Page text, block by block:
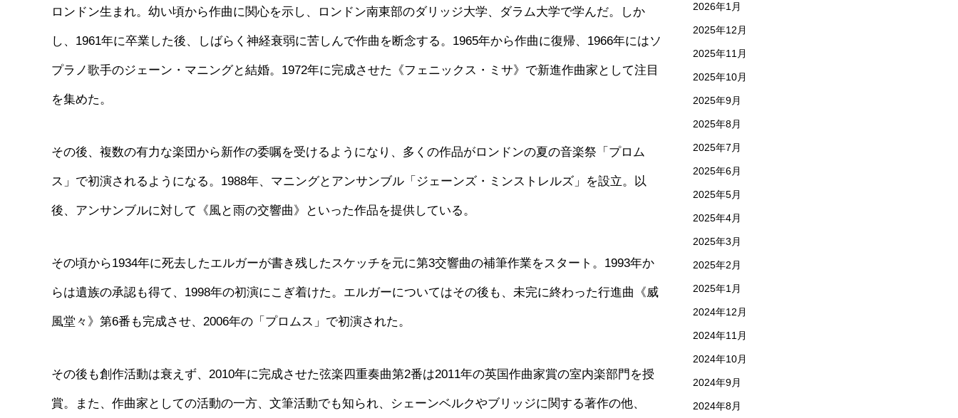
ロンドン生まれ。幼い頃から作曲に関心を示し、ロンドン南東部のダリッジ大学、ダラム大学で学んだ。しか
し、1961年に卒業した後、しばらく神経衰弱に苦しんで作曲を断念する。1965年から作曲に復帰、1966年にはソ
プラノ歌手のジェーン・マニングと結婚。1972年に完成させた《フェニックス・ミサ》で新進作曲家として注目
を集めた。
その後、複数の有力な楽団から新作の委嘱を受けるようになり、多くの作品がロンドンの夏の音楽祭「プロム
ス」で初演されるようになる。1988年、マニングとアンサンブル「ジェーンズ・ミンストレルズ」を設立。以
後、アンサンブルに対して《風と雨の交響曲》といった作品を提供している。
その頃から1934年に死去したエルガーが書き残したスケッチを元に第3交響曲の補筆作業をスタート。1993年か
らは遺族の承認も得て、1998年の初演にこぎ着けた。エルガーについてはその後も、未完に終わった行進曲《威
風堂々》第6番も完成させ、2006年の「プロムス」で初演された。
その後も創作活動は衰えず、2010年に完成させた弦楽四重奏曲第2番は2011年の英国作曲家賞の室内楽部門を授
賞。また、作曲家としての活動の一方、文筆活動でも知られ、シェーンベルクやブリッジに関する著作の他、
2026年1月
2025年12月
2025年11月
2025年10月
2025年9月
2025年8月
2025年7月
2025年6月
2025年5月
2025年4月
2025年3月
2025年2月
2025年1月
2024年12月
2024年11月
2024年10月
2024年9月
2024年8月